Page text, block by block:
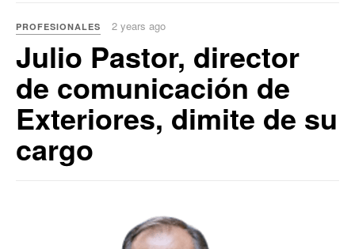
PROFESIONALES 2 years ago
Julio Pastor, director
de comunicación de
Exteriores, dimite de su
cargo